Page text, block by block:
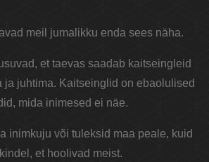
meil jumalikku enda sees näha.
et taevas saadab kaitseingleid
ja juhtima. Kaitseinglid on ebaolulised
mida inimesed ei näe.
inimkuju või tuleksid maa peale, kuid
et hoolivad meist.